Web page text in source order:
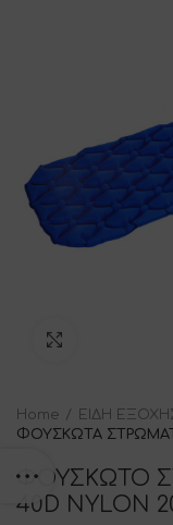
Home ΕΙΔΗ
ΦΟΥΣΚΩΤΑ
ΦΟΥΣΚΩΤΟ
40D NYLON